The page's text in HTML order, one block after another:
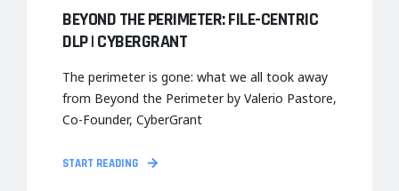
BEYOND THE PERIMETER: FILE-CENTRIC
DLP | CYBERGRANT
The perimeter is gone: what we all took away
from Beyond the Perimeter by Valerio Pastore,
Co-Founder, CyberGrant
START READING